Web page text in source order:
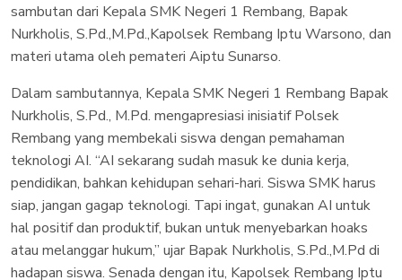
sambutan dari Kepala SMK Negeri 1 Rembang, Bapak
Nurkholis, S.Pd.,M.Pd.,Kapolsek Rembang Iptu Warsono, dan
materi utama oleh pemateri Aiptu Sunarso.
Dalam sambutannya, Kepala SMK Negeri 1 Rembang Bapak
Nurkholis, S.Pd., M.Pd. mengapresiasi inisiatif Polsek
Rembang yang membekali siswa dengan pemahaman
teknologi AI. “AI sekarang sudah masuk ke dunia kerja,
pendidikan, bahkan kehidupan sehari-hari. Siswa SMK harus
siap, jangan gagap teknologi. Tapi ingat, gunakan AI untuk
hal positif dan produktif, bukan untuk menyebarkan hoaks
atau melanggar hukum,” ujar Bapak Nurkholis, S.Pd.,M.Pd di
hadapan siswa. Senada dengan itu, Kapolsek Rembang Iptu